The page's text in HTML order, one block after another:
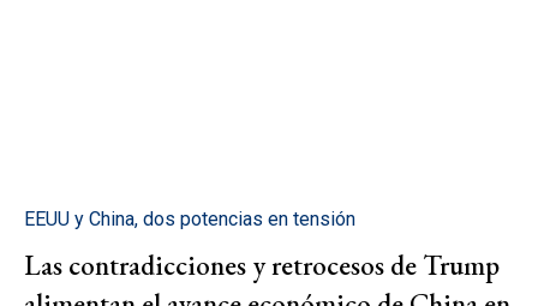
EEUU y China, dos potencias en tensión
Las contradicciones y retrocesos de Trump